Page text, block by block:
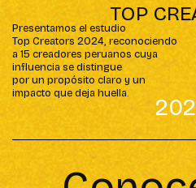
TOP
Presentamos el estudio
Top Creators 2024, reconociendo
a 15 creadores peruanos cuya
influencia se distingue
por un propósito claro y un
impacto que deja huella.